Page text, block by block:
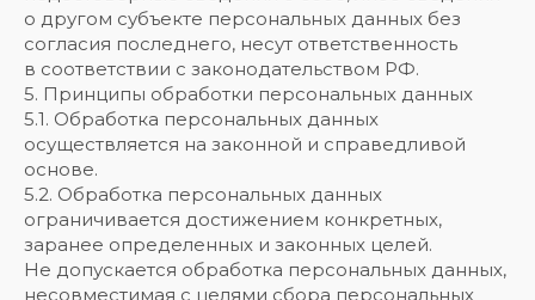
о другом субъекте персональных данных без
согласия последнего, несут ответственность
в соответствии с законодательством РФ.
5. Принципы обработки персональных данных
5.1. Обработка персональных данных
осуществляется на законной и справедливой
основе.
5.2. Обработка персональных данных
ограничивается достижением конкретных,
заранее определенных и законных целей.
Не допускается обработка персональных данных,
несовместимая с целями сбора персональных